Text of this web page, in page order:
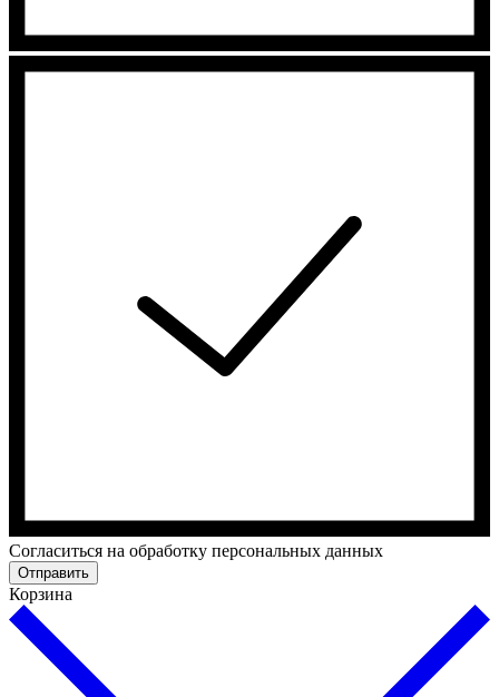
Cогласиться на обработку персональных данных
Отправить
Корзина